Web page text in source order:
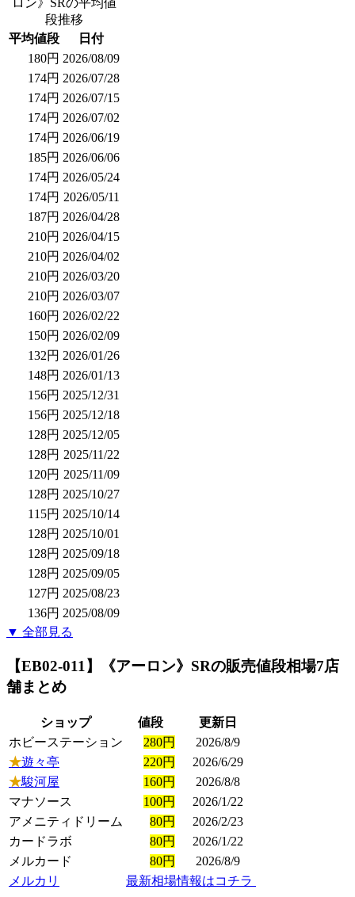
ロン》SRの平均値
段推移
平均値段
日付
180円 2026/08/09
174円 2026/07/28
174円 2026/07/15
174円 2026/07/02
174円 2026/06/19
185円 2026/06/06
174円 2026/05/24
174円 2026/05/11
187円 2026/04/28
210円 2026/04/15
210円 2026/04/02
210円 2026/03/20
210円 2026/03/07
160円 2026/02/22
150円 2026/02/09
132円 2026/01/26
148円 2026/01/13
156円 2025/12/31
156円 2025/12/18
128円 2025/12/05
128円 2025/11/22
120円 2025/11/09
128円 2025/10/27
115円 2025/10/14
128円 2025/10/01
128円 2025/09/18
128円 2025/09/05
127円 2025/08/23
136円 2025/08/09
▼ 全部見る
【EB02-011】《アーロン》SRの販売値段相場7店
舗まとめ
ショップ 値段
更新日
ホビーステーション
280円
2026/8/9
★遊々亭 220円
2026/6/29
★駿河屋 160円
2026/8/8
マナソース
100円
2026/1/22
アメニティドリーム
80円
2026/2/23
カードラボ
80円
2026/1/22
メルカード
80円
2026/8/9
メルカリ
最新相場情報はコチラ